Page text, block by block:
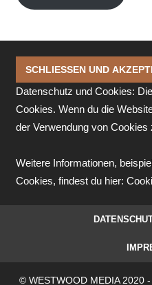
Datenschutz und Cookies:
Cookies. Wenn du die
der Verwendung von Cookies
Weitere Informationen,
Cookies, findest du hier:
© WESTWOOD MEDIA 2020